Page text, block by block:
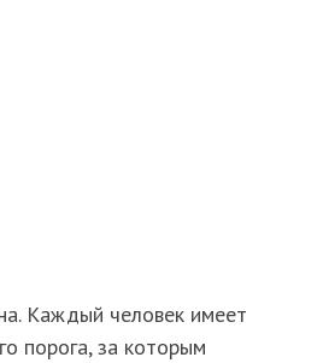
Каждый человек имеет
порога, за которым